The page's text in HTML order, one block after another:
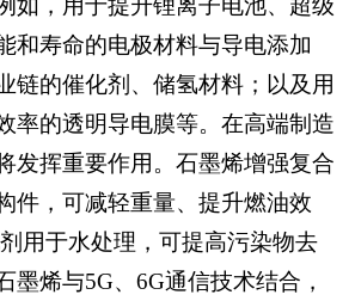
如，用于提升锂离子电池、超级
和寿命的电极材料与导电添加
链的催化剂、储氢材料；以及用
率的透明导电膜等。在高端制造
发挥重要作用。石墨烯增强复合
件，可减轻重量、提升燃油效
用于水处理，可提高污染物去
墨烯与5G、6G通信技术结合，